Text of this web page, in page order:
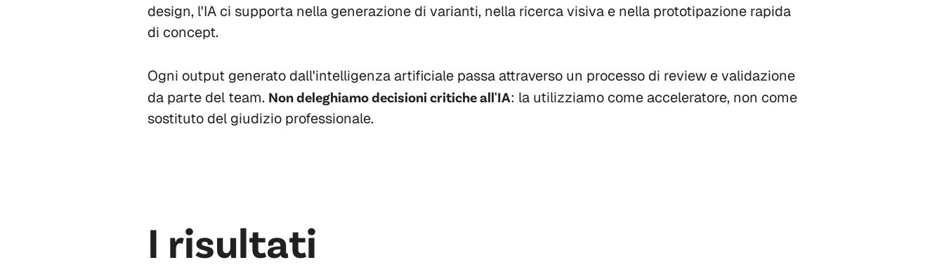
design, l'IA ci supporta nella generazione di varianti, nella ricerca visiva e nella prototipazione rapida
di concept.
Ogni output generato dall'intelligenza artificiale passa attraverso un processo di review e validazione
da parte del team. Non deleghiamo decisioni critiche all'IA: la utilizziamo come acceleratore, non come
sostituto del giudizio professionale.
I risultati